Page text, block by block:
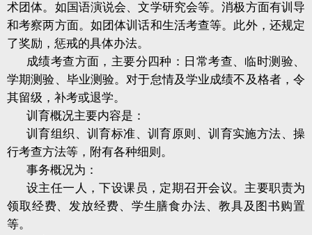
术团体。如国语演说会、文学研究会等。消极方面有训导
和考察两方面。如团体训话和生活考查等。此外，还规定
了奖励，惩戒的具体办法。
成绩考查方面，主要分四种：日常考查、临时测验、
学期测验、毕业测验。对于怠情及学业成绩不及格者，令
其留级，补考或退学。
训育概况主要内容是：
训育组织、训育标准、训育原则、训育实施方法、操
行考查方法等，附有各种细则。
事务概况为：
设主任一人，下设课员，定期召开会议。主要职责为
领取经费、发放经费、学生膳食办法、教具及图书购置
等。